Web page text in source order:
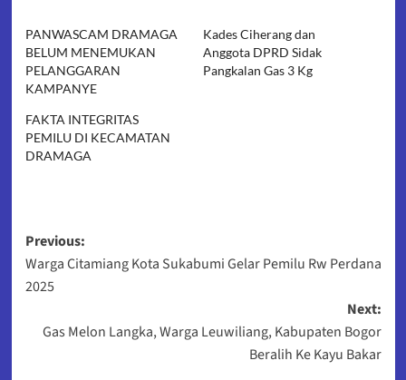
PANWASCAM DRAMAGA
BELUM MENEMUKAN
PELANGGARAN
KAMPANYE
Kades Ciherang dan
Anggota DPRD Sidak
Pangkalan Gas 3 Kg
FAKTA INTEGRITAS
PEMILU DI KECAMATAN
DRAMAGA
Post
navigation
Previous:
Warga Citamiang Kota Sukabumi Gelar Pemilu Rw Perdana
2025
Next:
Gas Melon Langka, Warga Leuwiliang, Kabupaten Bogor
Beralih Ke Kayu Bakar